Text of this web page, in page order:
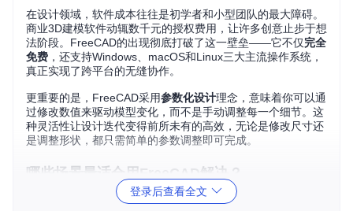
在设计领域，软件成本往往是初学者和小型团队的最大障碍。
商业3D建模软件动辄数千元的授权费用，让许多创意止步于想
法阶段。FreeCAD的出现彻底打破了这一壁垒——它不仅完全
免费 ，还支持Windows、macOS和Linux三大主流操作系统，
真正实现了跨平台的无缝协作。
更重要的是，FreeCAD采用参数化设计理念，意味着你可以通
过修改数值来驱动模型变化，而不是手动调整每一个细节。这
种灵活性让设计迭代变得前所未有的高效，无论是修改尺寸还
是调整形状，都只需简单的参数调整即可完成。
哪些场景最适合用FreeCAD解决？
家居改造：从概念到实物的完美过渡
登录后查看全文